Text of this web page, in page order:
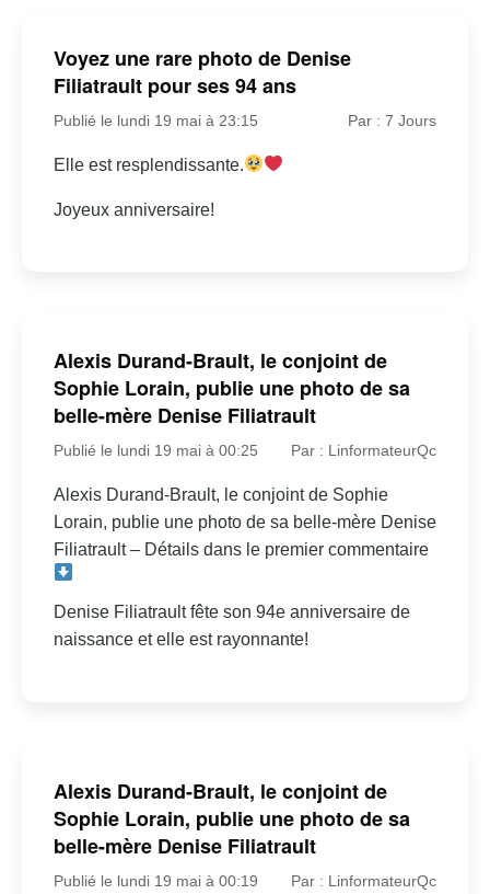
Voyez une rare photo de Denise
Filiatrault pour ses 94 ans
Publié le lundi 19 mai à 23:15 Par : 7 Jours
Elle est resplendissante.
Joyeux anniversaire!
Alexis Durand-Brault, le conjoint de
Sophie Lorain, publie une photo de sa
belle-mère Denise Filiatrault
Publié le lundi 19 mai à 00:25 Par : LinformateurQc
Alexis Durand-Brault, le conjoint de Sophie
Lorain, publie une photo de sa belle-mère Denise
Filiatrault – Détails dans le premier commentaire
Denise Filiatrault fête son 94e anniversaire de
naissance et elle est rayonnante!
Alexis Durand-Brault, le conjoint de
Sophie Lorain, publie une photo de sa
belle-mère Denise Filiatrault
Publié le lundi 19 mai à 00:19 Par : LinformateurQc